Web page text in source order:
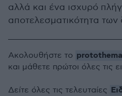
αλλά και ένα ισχυρό
αποτελεσματικότητα
Ακολουθήστε το
και μάθετε πρώτοι όλες τις
Δείτε όλες τις τελευταίες